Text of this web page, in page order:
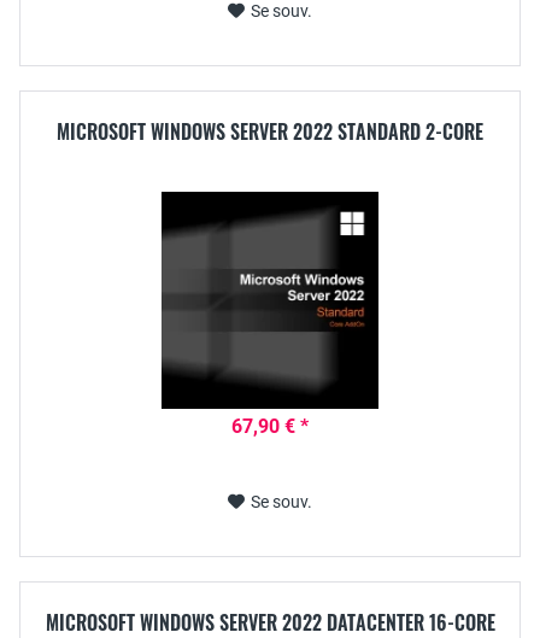
Se souv.
MICROSOFT WINDOWS SERVER 2022 STANDARD 2-CORE
67,90 € *
Se souv.
MICROSOFT WINDOWS SERVER 2022 DATACENTER 16-CORE